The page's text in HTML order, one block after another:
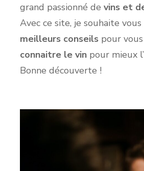
grand passionné de vins et
Avec ce site, je souhaite
meilleurs conseils pour
connaitre le vin pour mieux
Bonne découverte !